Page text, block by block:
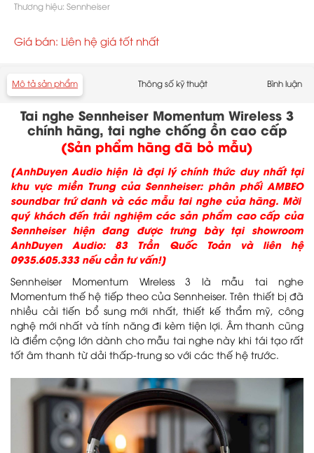
Thương hiệu: Sennheiser
Giá bán: Liên hệ giá tốt nhất
Mô tả sản phẩm Thông số kỹ thuật Bình luận
Tai nghe Sennheiser Momentum Wireless 3
chính hãng, tai nghe chống ồn cao cấp
(Sản phẩm hãng đã bỏ mẫu)
[AnhDuyen Audio hiện là đại lý chính thức duy nhất tại
khu vực miền Trung của Sennheiser: phân phối AMBEO
soundbar trứ danh và các mẫu tai nghe của hãng. Mời
quý khách đến trải nghiệm các sản phẩm cao cấp của
Sennheiser hiện đang được trưng bày tại showroom
AnhDuyen Audio: 83 Trần Quốc Toản và liên hệ
0935.605.333 nếu cần tư vấn!]
Sennheiser Momentum Wireless 3 là mẫu tai nghe
Momentum thế hệ tiếp theo của Sennheiser. Trên thiết bị đã
nhiều cải tiến bổ sung mới nhất, thiết kế thẩm mỹ, công
nghệ mới nhất và tính năng đi kèm tiện lợi. Âm thanh cũng
là điểm cộng lớn dành cho mẫu tai nghe này khi tái tạo rất
tốt âm thanh từ dải thấp-trung so với các thế hệ trước.